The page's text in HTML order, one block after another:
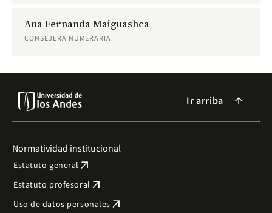
Ana Fernanda Maiguashca
CONSEJERA NUMERARIA
Ir arriba arrow_forward
Normatividad institucional
Estatuto general arrow_outward
Estatuto profesoral arrow_outward
Uso de datos personales arrow_outward